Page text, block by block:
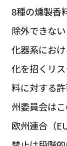
TAG
タグ
#パリ
#お土産
#フランスの教
#カルカッソン
#フランス生活
#アルザス地方
8種の燻製香
除外できな
化器系にお
化を招くリ
料に対する
州委員会は
欧州連合（